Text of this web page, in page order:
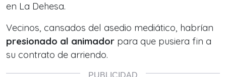
en La Dehesa.
Vecinos, cansados del asedio mediático, habrían
presionado al animador para que pusiera fin a
su contrato de arriendo.